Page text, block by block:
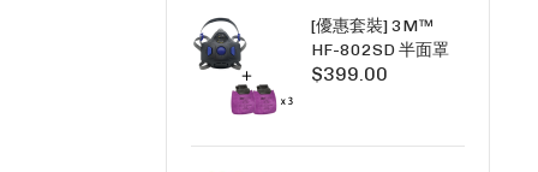
[優惠套裝] 3M™
HF-802SD 半面罩
式呼吸防護面具 +
SECURE CLICK HF-
$399.00